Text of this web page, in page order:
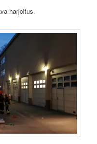
harjoitus.